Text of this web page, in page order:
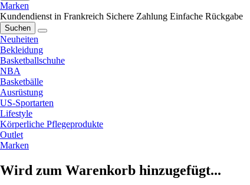
Marken
Kundendienst in Frankreich Sichere Zahlung Einfache Rückgabe
Suchen
Neuheiten
Bekleidung
Basketballschuhe
NBA
Basketbälle
Ausrüstung
US-Sportarten
Lifestyle
Körperliche Pflegeprodukte
Outlet
Marken
Wird zum Warenkorb hinzugefügt...